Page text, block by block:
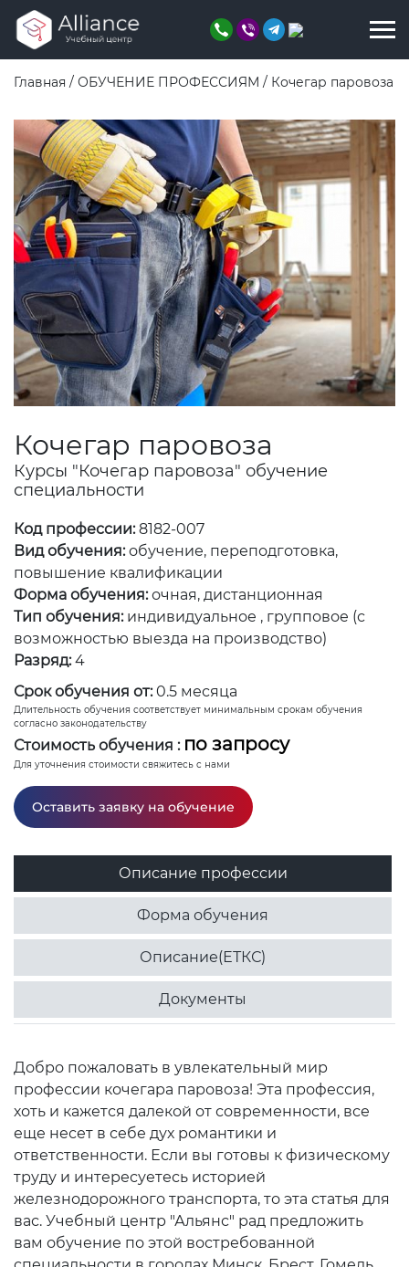
Главная / ОБУЧЕНИЕ ПРОФЕССИЯМ / Кочегар паровоза
Кочегар паровоза
Курсы "Кочегар паровоза" обучение
специальности
Код профессии:8182-007
Вид обучения: обучение, переподготовка,
повышение квалификации
Форма обучения: очная, дистанционная
Тип обучения: индивидуальное , групповое (с
возможностью выезда на производство)
Разряд: 4
Срок обучения от: 0.5 месяца
Длительность обучения соответствует минимальным срокам обучения
согласно законодательству
Стоимость обучения : по запросу
Для уточнения стоимости свяжитесь с нами
Оставить заявку на обучение
Описание профессии
Форма обучения
Описание(ЕТКС)
Документы
Добро пожаловать в увлекательный мир
профессии кочегара паровоза! Эта профессия,
хоть и кажется далекой от современности, все
еще несет в себе дух романтики и
ответственности. Если вы готовы к физическому
труду и интересуетесь историей
железнодорожного транспорта, то эта статья для
вас. Учебный центр "Альянс" рад предложить
вам обучение по этой востребованной